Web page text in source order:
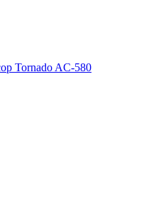
Tornado AC-580